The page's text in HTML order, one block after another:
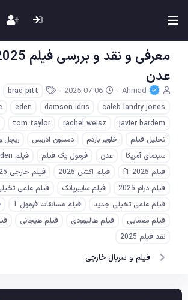
عدن
ن
ی
س
د
ه
م
و
ض
و
Ahmad
ت
ر
ی
ش
ر
و
ع
2025-07-06
س
ه
ا
brad pitt
caleb landry jones
damson idris
eden
javier bardem
rachel weisz
tom taylor
تحلیل فیلم
خاویر باردم دمسون ادریس
ریچل
سینمای آمریکا
عدن فرمول یک فیلم
فیلم eden
فیلم f1 2025
فیلم اکشن 2025
فیلم خارجی 2025
فیلم درام 2025
فیلم سایبرپانک
فیلم علمی تخیلی
فیلم علمی تخیلی جدید
فیلم مسابقات فرمول 1
فیلم معمایی
فیلم هالیوودی فیلم هیجانی
نقد فیلم 2025
فیلم و سریال خارجی